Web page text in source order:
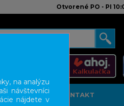
Otvorené PO - PI
STUDIO KONTAKT
na analýzu
návštevníci
nájdete v